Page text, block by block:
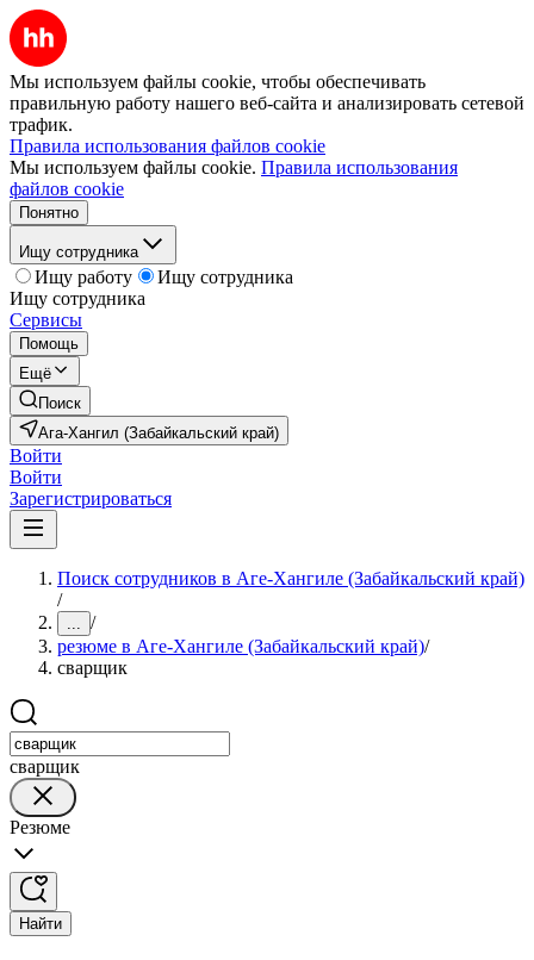
Мы используем файлы cookie, чтобы обеспечивать
правильную работу нашего веб-сайта и анализировать сетевой
трафик.
Правила использования файлов cookie
Мы используем файлы cookie. Правила использования
файлов cookie
Понятно
Ищу сотрудника
Ищу работу
Ищу сотрудника
Ищу сотрудника
Сервисы
Помощь
Ещё
Поиск
Ага-Хангил (Забайкальский край)
Войти
Войти
Зарегистрироваться
Поиск сотрудников в Аге-Хангиле (Забайкальский край)
/
... /
резюме в Аге-Хангиле (Забайкальский край)/
сварщик
сварщик
Резюме
Найти